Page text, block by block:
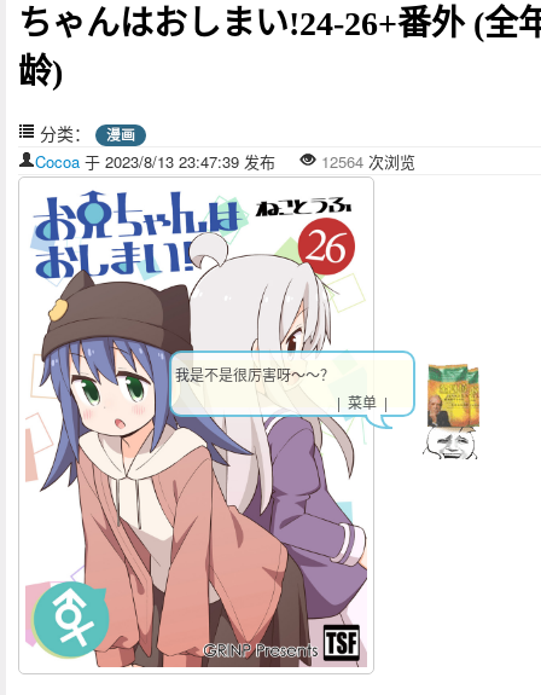
ちゃんはおしまい!24-26+番外 (全
龄)
分类： 漫画
Cocoa 于 2023/8/13 23:47:39 发布 12564 次浏览
我是不是很厉害呀～～？
| 菜单 |